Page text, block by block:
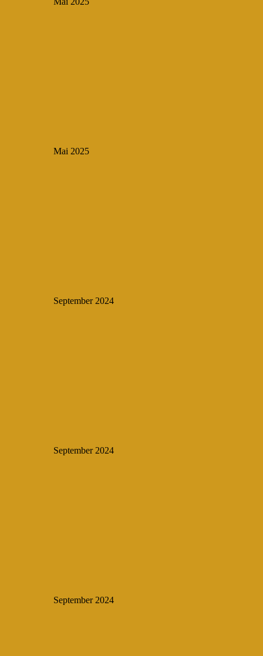
Mai 2025
September 2024
September 2024
September 2024